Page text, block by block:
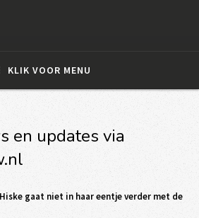
KLIK VOOR MENU
en updates via
Hiske gaat niet in haar eentje verder met de